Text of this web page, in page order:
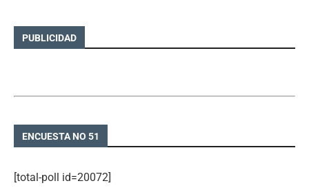
PUBLICIDAD
ENCUESTA NO 51
[total-poll id=20072]